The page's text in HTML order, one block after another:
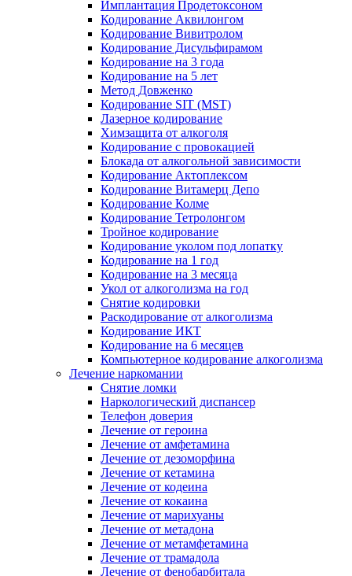
Имплантация Продетоксоном
Кодирование Аквилонгом
Кодирование Вивитролом
Кодирование Дисульфирамом
Кодирование на 3 года
Кодирование на 5 лет
Метод Довженко
Кодирование SIT (MST)
Лазерное кодирование
Химзащита от алкоголя
Кодирование с провокацией
Блокада от алкогольной зависимости
Кодирование Актоплексом
Кодирование Витамерц Депо
Кодирование Колме
Кодирование Тетролонгом
Тройное кодирование
Кодирование уколом под лопатку
Кодирование на 1 год
Кодирование на 3 месяца
Укол от алкоголизма на год
Снятие кодировки
Раскодирование от алкоголизма
Кодирование ИКТ
Кодирование на 6 месяцев
Компьютерное кодирование алкоголизма
Лечение наркомании
Снятие ломки
Наркологический диспансер
Телефон доверия
Лечение от героина
Лечение от амфетамина
Лечение от дезоморфина
Лечение от кетамина
Лечение от кодеина
Лечение от кокаина
Лечение от марихуаны
Лечение от метадона
Лечение от метамфетамина
Лечение от трамадола
Лечение от фенобарбитала